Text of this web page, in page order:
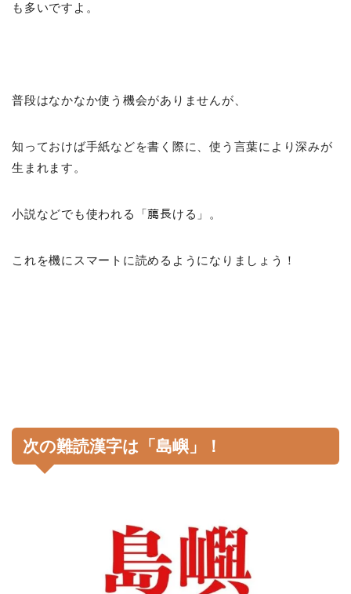
も多いですよ。
普段はなかなか使う機会がありませんが、
知っておけば手紙などを書く際に、使う言葉により深みが
生まれます。
小説などでも使われる「﨟長ける」。
これを機にスマートに読めるようになりましょう！
次の難読漢字は「島嶼」！